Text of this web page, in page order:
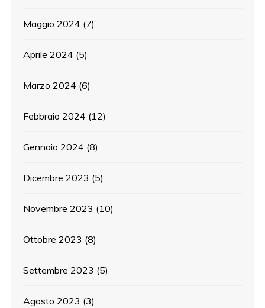
Maggio 2024 (7)
Aprile 2024 (5)
Marzo 2024 (6)
Febbraio 2024 (12)
Gennaio 2024 (8)
Dicembre 2023 (5)
Novembre 2023 (10)
Ottobre 2023 (8)
Settembre 2023 (5)
Agosto 2023 (3)